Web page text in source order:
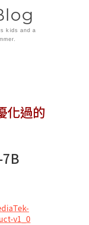
kids and a
化過的
v1_0